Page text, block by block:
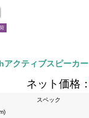
アクティブスピーカー
ネット価格：
スペック